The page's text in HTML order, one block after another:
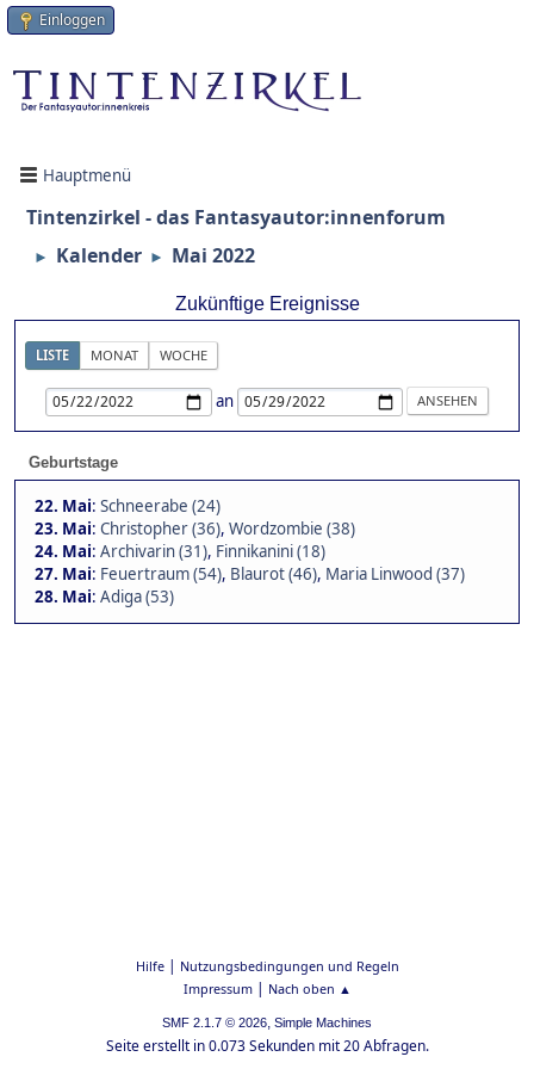
Einloggen
Hauptmenü
Tintenzirkel - das Fantasyautor:innenforum
► Kalender ► Mai 2022
Zukünftige Ereignisse
LISTE MONAT WOCHE
an
Geburtstage
22. Mai: Schneerabe (24)
23. Mai: Christopher (36), Wordzombie (38)
24. Mai: Archivarin (31), Finnikanini (18)
27. Mai: Feuertraum (54), Blaurot (46), Maria Linwood (37)
28. Mai: Adiga (53)
Hilfe| Nutzungsbedingungen und Regeln
Impressum| Nach oben ▲
SMF 2.1.7 © 2026, Simple Machines
Seite erstellt in 0.073 Sekunden mit 20 Abfragen.